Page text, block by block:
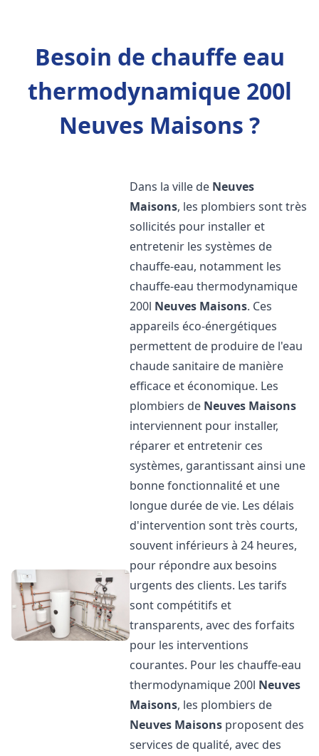
Besoin de chauffe eau
thermodynamique 200l
Neuves Maisons ?
Dans la ville de Neuves
Maisons, les plombiers sont très
sollicités pour installer et
entretenir les systèmes de
chauffe-eau, notamment les
chauffe-eau thermodynamique
200l Neuves Maisons. Ces
appareils éco-énergétiques
permettent de produire de l'eau
chaude sanitaire de manière
efficace et économique. Les
plombiers de Neuves Maisons
interviennent pour installer,
réparer et entretenir ces
systèmes, garantissant ainsi une
bonne fonctionnalité et une
longue durée de vie. Les délais
d'intervention sont très courts,
souvent inférieurs à 24 heures,
pour répondre aux besoins
urgents des clients. Les tarifs
sont compétitifs et
transparents, avec des forfaits
pour les interventions
courantes. Pour les chauffe-eau
thermodynamique 200l Neuves
Maisons, les plombiers de
Neuves Maisons proposent des
services de qualité, avec des